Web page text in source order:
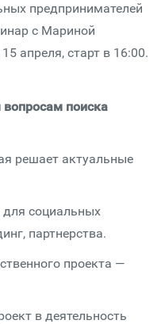
предпринимателей
с Мариной
апреля, старт в 16:00.
поиска
решает актуальные
социальных
партнерства.
проекта —
в деятельность